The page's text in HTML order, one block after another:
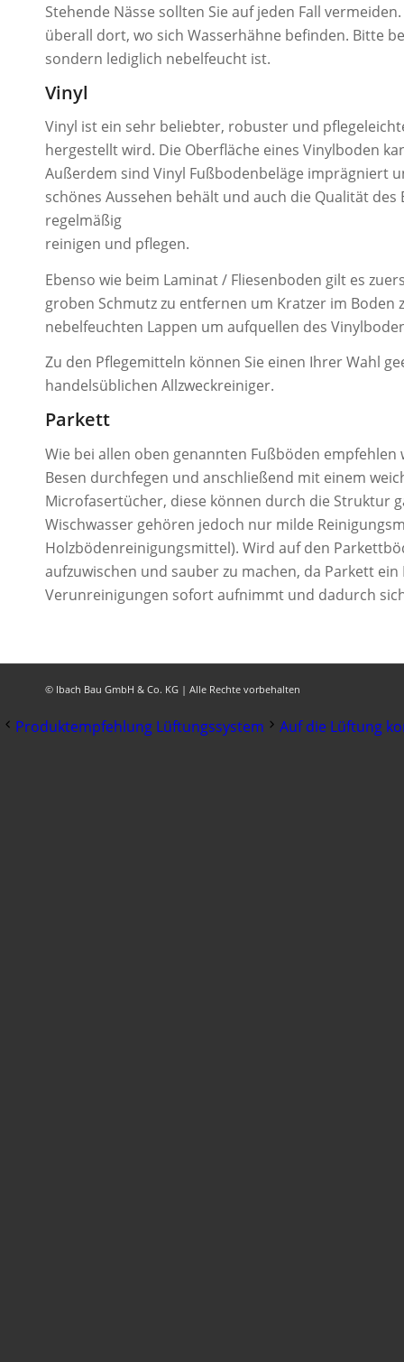
Stehende Nässe sollten Sie auf jeden Fall
überall dort, wo sich Wasserhähne befinden. Bitte
sondern lediglich nebelfeucht ist.
Vinyl
Vinyl ist ein sehr beliebter, robuster und
hergestellt wird. Die Oberfläche eines Vinylboden
Außerdem sind Vinyl Fußbodenbeläge imprägniert
schönes Aussehen behält und auch die Qualität
regelmäßig
reinigen und pflegen.
Ebenso wie beim Laminat / Fliesenboden gilt es
groben Schmutz zu entfernen um Kratzer im Boden
nebelfeuchten Lappen um aufquellen des
Zu den Pflegemitteln können Sie einen Ihrer Wahl
handelsüblichen Allzweckreiniger.
Parkett
Wie bei allen oben genannten Fußböden
Besen durchfegen und anschließend mit einem
Microfasertücher, diese können durch die Struktur
Wischwasser gehören jedoch nur milde
Holzbödenreinigungsmittel). Wird auf den
aufzuwischen und sauber zu machen, da Parkett
Verunreinigungen sofort aufnimmt und dadurch
© Ibach Bau GmbH & Co. KG | Alle Rechte vorbehalten
Produktempfehlung Lüftungssystem Auf die Lüftung